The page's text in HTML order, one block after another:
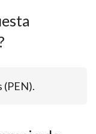
(PEN).